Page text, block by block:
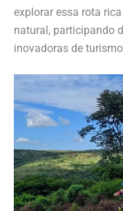
explorar essa rota
natural, participando
inovadoras de